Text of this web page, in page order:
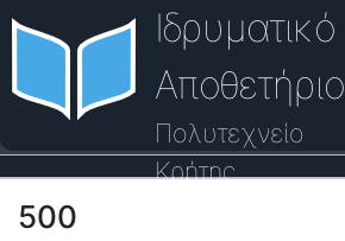
Ιδρυματικό
Αποθετήριο
Πολυτεχνείο
Κρήτης
Οδηγός Βοήθειας
500